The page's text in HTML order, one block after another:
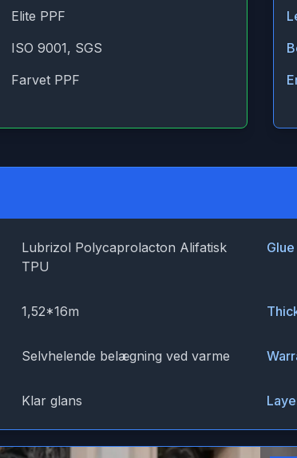
Elite PPF
ISO 9001, SGS
Farvet PPF
Lubrizol Polycaprolacton Alifatisk
TPU
Glue
1,52*16m
Selvhelende belægning ved varme
Klar glans